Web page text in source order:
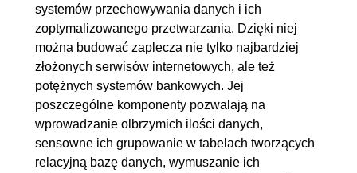
2.4. Procedury wyzwalane
OGLĄDAJ »
00:40:36
2.5. Tworzenie kursorów
00:32:04
3. Schematy baz danych
3.1. Schemat teatru
3.2. Schemat sklepu cześci
samochodowych
00:33:42
systemów przechowywania danych i ich
zoptymalizowanego przetwarzania. Dzięki niej
można budować zaplecza nie tylko najbardziej
złożonych serwisów internetowych, ale też
potężnych systemów bankowych. Jej
poszczególne komponenty pozwalają na
wprowadzanie olbrzymich ilości danych,
sensowne ich grupowanie w tabelach tworzących
relacyjną bazę danych, wymuszanie ich